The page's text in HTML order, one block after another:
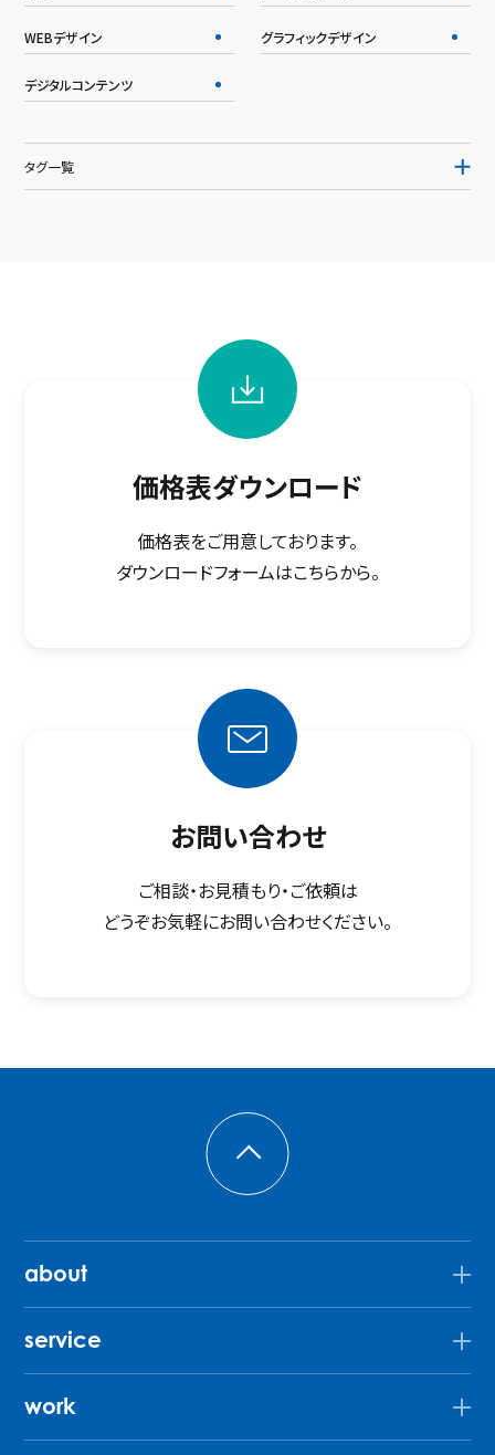
WEBデザイン グラフィックデザイン
デジタルコンテンツ
タグ一覧
価格表ダウンロード
価格表をご用意しております。
ダウンロードフォームはこちらから。
お問い合わせ
ご相談・お見積もり・ご依頼は
どうぞお気軽にお問い合わせください。
about
service
work